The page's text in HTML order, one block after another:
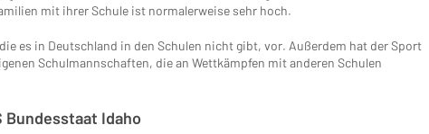
mit ihrer Schule ist normalerweise sehr hoch.
es in Deutschland in den Schulen nicht gibt, vor. Außerdem hat der Sport
Schulmannschaften, die an Wettkämpfen mit anderen Schulen
Bundesstaat Idaho